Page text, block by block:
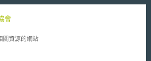
會
關資源的網站